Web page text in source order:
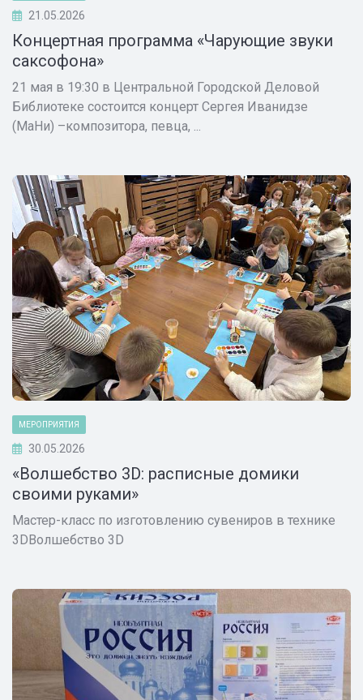
21.05.2026
Концертная программа «Чарующие звуки
саксофона»
21 мая в 19:30 в Центральной Городской Деловой
Библиотеке состоится концерт Сергея Иванидзе
(МаНи) –композитора, певца, ...
МЕРОПРИЯТИЯ
30.05.2026
«Волшебство 3D: расписные домики
своими руками»
Мастер-класс по изготовлению сувениров в технике
3DВолшебство 3D